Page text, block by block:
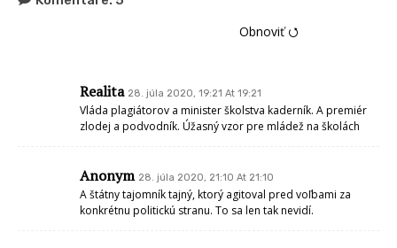
Obnoviť ⭯
Realita 28. júla 2020, 19:21 At 19:21
Vláda plagiátorov a minister školstva kaderník. A premiér
zlodej a podvodník. Úžasný vzor pre mládež na školách
Anonym 28. júla 2020, 21:10 At 21:10
A štátny tajomník tajný, ktorý agitoval pred voľbami za
konkrétnu politickú stranu. To sa len tak nevidí.